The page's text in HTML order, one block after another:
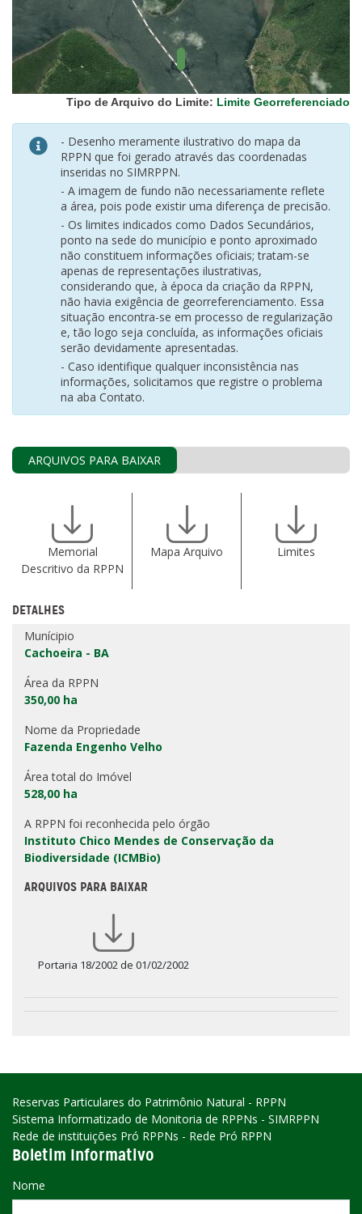
Rodovias
(IBGE)
Relevo
(IBGE)
Tipo de Arquivo do Limite: Limite Georreferenciado
- Desenho meramente ilustrativo do mapa da
RPPN que foi gerado através das coordenadas
inseridas no SIMRPPN.
- A imagem de fundo não necessariamente reflete
a área, pois pode existir uma diferença de precisão.
- Os limites indicados como Dados Secundários,
ponto na sede do município e ponto aproximado
não constituem informações oficiais; tratam-se
apenas de representações ilustrativas,
considerando que, à época da criação da RPPN,
não havia exigência de georreferenciamento. Essa
situação encontra-se em processo de regularização
e, tão logo seja concluída, as informações oficiais
serão devidamente apresentadas.
- Caso identifique qualquer inconsistência nas
informações, solicitamos que registre o problema
na aba Contato.
ARQUIVOS PARA BAIXAR
Memorial
Descritivo da RPPN
Mapa Arquivo Limites
DETALHES
Munícipio
Cachoeira - BA
Área da RPPN
350,00 ha
Nome da Propriedade
Fazenda Engenho Velho
Área total do Imóvel
528,00 ha
A RPPN foi reconhecida pelo órgão
Instituto Chico Mendes de Conservação da
Biodiversidade (ICMBio)
ARQUIVOS PARA BAIXAR
Portaria 18/2002 de 01/02/2002
Reservas Particulares do Patrimônio Natural - RPPN
Sistema Informatizado de Monitoria de RPPNs - SIMRPPN
Rede de instituições Pró RPPNs - Rede Pró RPPN
Boletim Informativo
Nome